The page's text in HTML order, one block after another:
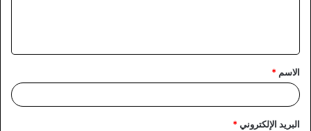
ق
*
الاسم *
البريد الإلكتروني*